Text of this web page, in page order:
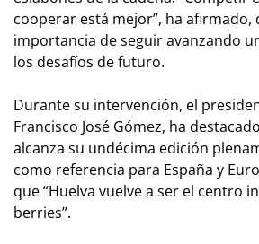
cooperar está mejor”, ha afirmado,
importancia de seguir avanzando
los desafíos de futuro.
Durante su intervención, el
Francisco José Gómez, ha
alcanza su undécima edición
como referencia para España y
que “Huelva vuelve a ser el centro
berries”.